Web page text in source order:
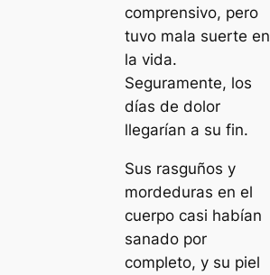
comprensivo, pero
tuvo mala suerte en
la vida.
Seguramente, los
días de dolor
llegarían a su fin.
Sus rasguños y
mordeduras en el
cuerpo casi habían
sanado por
completo, y su piel